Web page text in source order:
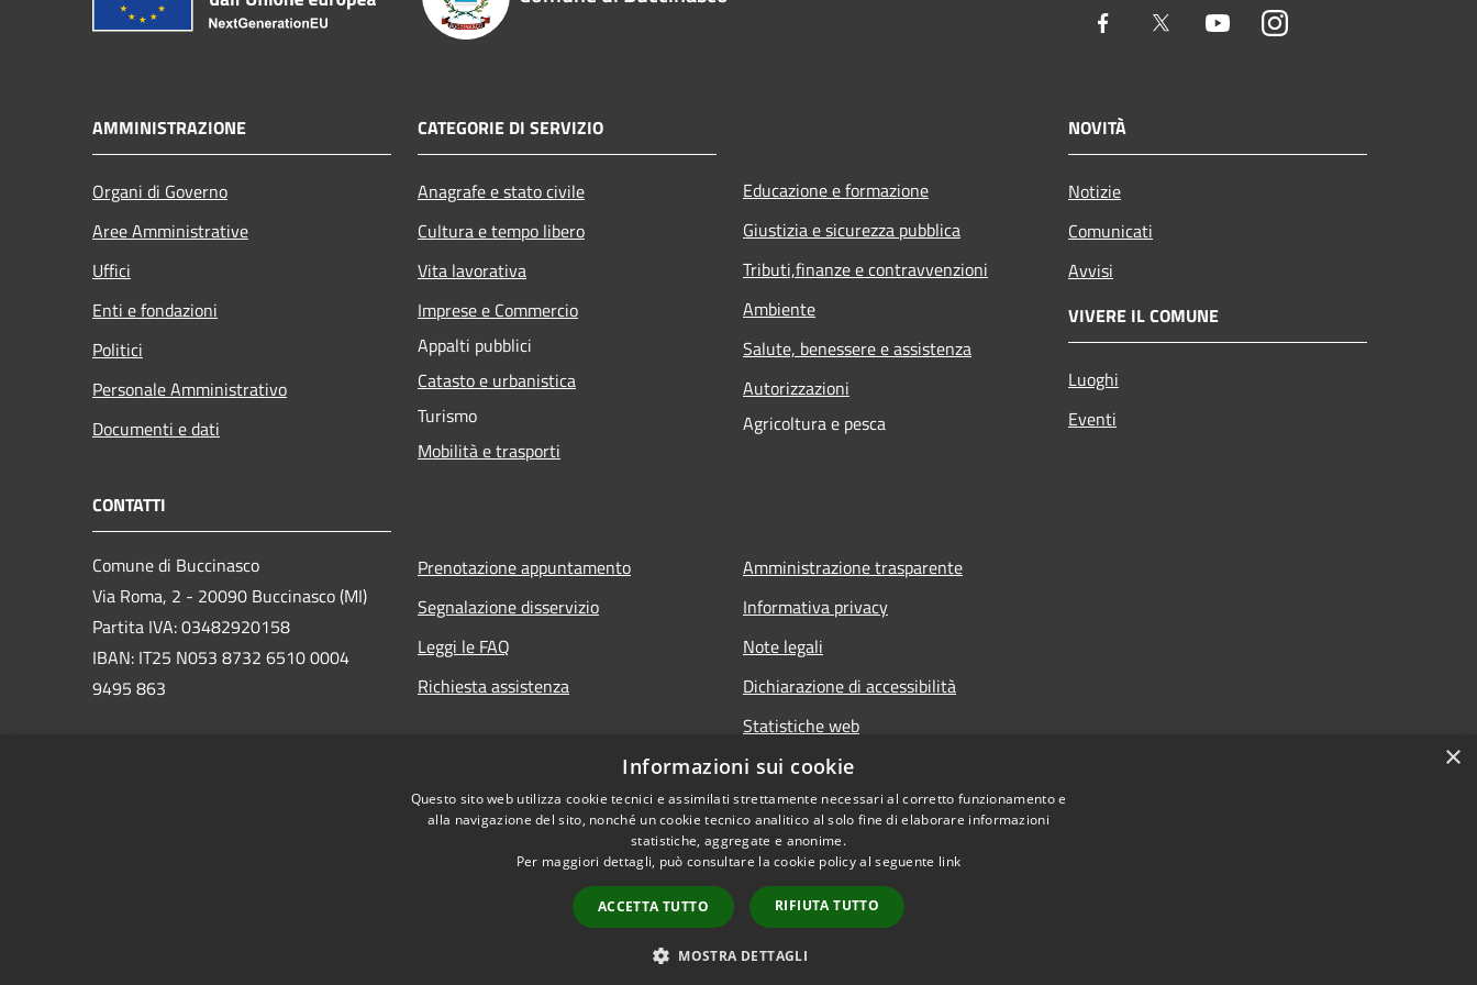
Facebook Twitter YoutubeInstagram
AMMINISTRAZIONE
Organi di Governo
Aree Amministrative
Uffici
Enti e fondazioni
Politici
Personale Amministrativo
Documenti e dati
CATEGORIE DI SERVIZIO
Anagrafe e stato civile
Cultura e tempo libero
Vita lavorativa
Imprese e Commercio
Appalti pubblici
Catasto e urbanistica
Turismo
Mobilità e trasporti
Educazione e formazione
Giustizia e sicurezza pubblica
Tributi,finanze e contravvenzioni
Ambiente
Salute, benessere e assistenza
Autorizzazioni
Agricoltura e pesca
NOVITÀ
Notizie
Comunicati
Avvisi
VIVERE IL COMUNE
Luoghi
Eventi
CONTATTI
Comune di Buccinasco
Via Roma, 2 - 20090 Buccinasco (MI)
Partita IVA: 03482920158
IBAN: IT25 N053 8732 6510 0004
9495 863
Prenotazione appuntamento
Segnalazione disservizio
Leggi le FAQ
Richiesta assistenza
Amministrazione trasparente
Informativa privacy
Note legali
Dichiarazione di accessibilità
Statistiche web
Whistleblowing Copyright © 2026 • Comune di Buccinasco • Powered by
×
Informazioni sui cookie
Questo sito web utilizza cookie tecnici e assimilati strettamente necessari al corretto funzionamento e
alla navigazione del sito, nonché un cookie tecnico analitico al solo fine di elaborare informazioni
statistiche, aggregate e anonime.
Per maggiori dettagli, può consultare la cookie policy al seguente link
ACCETTA TUTTO RIFIUTA TUTTO
MOSTRA DETTAGLI